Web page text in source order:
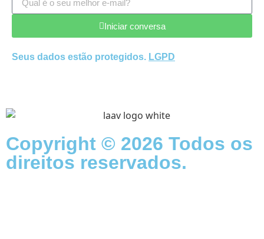
Iniciar conversa
Seus dados estão protegidos. LGPD
Copyright © 2026 Todos os
direitos reservados.